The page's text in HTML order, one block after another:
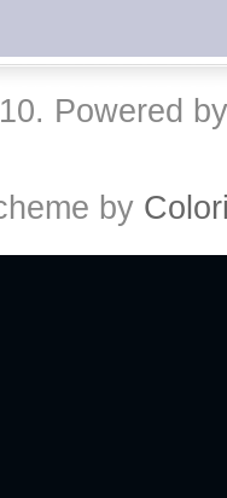
fais un petit après
Powered
by